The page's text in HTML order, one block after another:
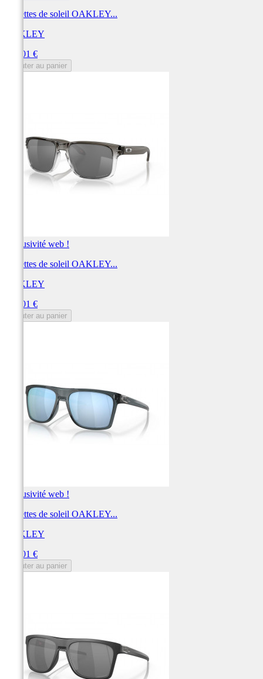
Lunettes de soleil OAKLEY...
OAKLEY
212,01 €
Ajouter au panier
Exclusivité web !
Lunettes de soleil OAKLEY...
OAKLEY
212,01 €
Ajouter au panier
Exclusivité web !
Lunettes de soleil OAKLEY...
OAKLEY
212,01 €
Ajouter au panier